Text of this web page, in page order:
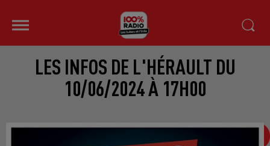
LES INFOS DE L'HÉRAULT DU
10/06/2024 À 17H00